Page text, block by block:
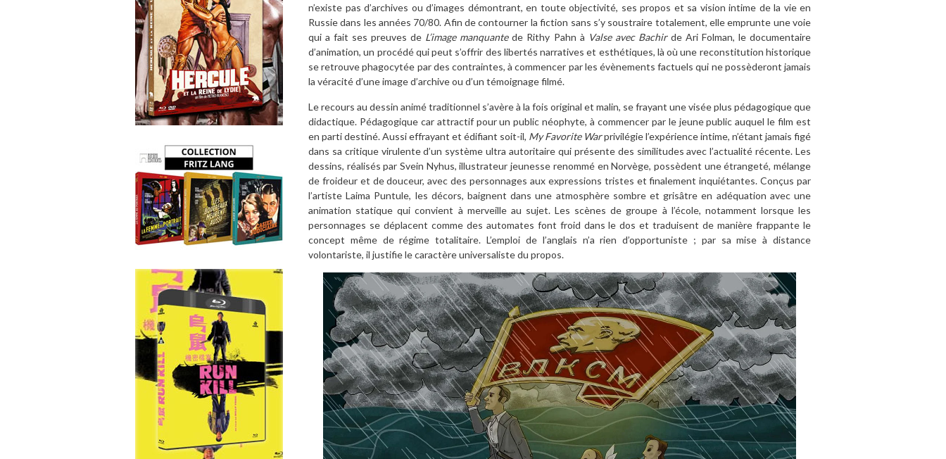
n’existe pas d’archives ou d’images démontrant, en toute objectivité, ses propos et sa vision intime de la vie en
Russie dans les années 70/80. Afin de contourner la fiction sans s’y soustraire totalement, elle emprunte une voie
qui a fait ses preuves de L’image manquantede Rithy Pahn à Valse avec Bachirde Ari Folman, le documentaire
d’animation, un procédé qui peut s’offrir des libertés narratives et esthétiques, là où une reconstitution historique
se retrouve phagocytée par des contraintes, à commencer par les évènements factuels qui ne possèderont jamais
la véracité d’une image d’archive ou d’un témoignage filmé.
Le recours au dessin animé traditionnel s’avère à la fois original et malin, se frayant une visée plus pédagogique que
didactique. Pédagogique car attractif pour un public néophyte, à commencer par le jeune public auquel le film est
en parti destiné. Aussi effrayant et édifiant soit-il, My Favorite Warprivilégie l’expérience intime, n’étant jamais figé
dans sa critique virulente d’un système ultra autoritaire qui présente des similitudes avec l’actualité récente. Les
dessins, réalisés par Svein Nyhus, illustrateur jeunesse renommé en Norvège, possèdent une étrangeté, mélange
de froideur et de douceur, avec des personnages aux expressions tristes et finalement inquiétantes. Conçus par
l’artiste Laima Puntule, les décors, baignent dans une atmosphère sombre et grisâtre en adéquation avec une
animation statique qui convient à merveille au sujet. Les scènes de groupe à l’école, notamment lorsque les
personnages se déplacent comme des automates font froid dans le dos et traduisent de manière frappante le
concept même de régime totalitaire. L’emploi de l’anglais n’a rien d’opportuniste ; par sa mise à distance
volontariste, il justifie le caractère universaliste du propos.